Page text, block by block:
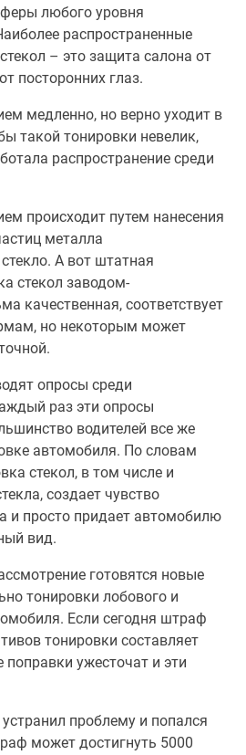
любого уровня
распространенные
– это защита салона от
посторонних глаз.
медленно, но верно уходит в
такой тонировки невелик,
распространение среди
происходит путем нанесения
металла
А вот штатная
стекол заводом-
качественная, соответствует
но некоторым может
опросы среди
раз эти опросы
водителей все же
автомобиля. По словам
стекол, в том числе и
создает чувство
и просто придает автомобилю
вид.
готовятся новые
тонировки лобового и
Если сегодня штраф
тонировки составляет
поправки ужесточат и эти
проблему и попался
может достигнуть 5000